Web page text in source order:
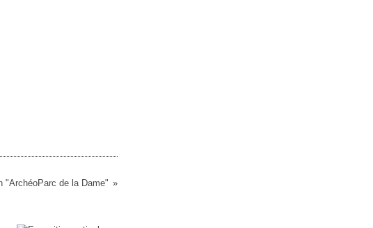
"ArchéoParc de la Dame"